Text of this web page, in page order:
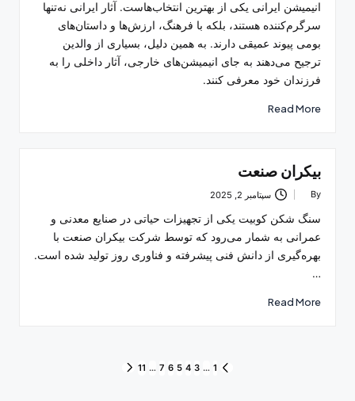
انیمیشن ایرانی یکی از بهترین انتخاب‌هاست. آثار ایرانی نه‌تنها
سرگرم‌کننده هستند، بلکه با فرهنگ، ارزش‌ها و داستان‌های
بومی پیوند عمیقی دارند. به همین دلیل، بسیاری از والدین
ترجیح می‌دهند به جای انیمیشن‌های خارجی، آثار داخلی را به
فرزندان خود معرفی کنند.
Read More
بیکران صنعت
Posted
By سپتامبر 2, 2025
سنگ شکن کوبیت یکی از تجهیزات حیاتی در صنایع معدنی و
عمرانی به شمار می‌رود که توسط شرکت بیکران صنعت با
بهره‌گیری از دانش فنی پیشرفته و فناوری روز تولید شده است.
…
Read More
PREVIOUS
1
…
3
4
5
6
7
…
11